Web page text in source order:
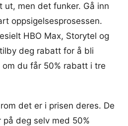
ut, men det funker. Gå inn
oppsigelsesprosessen.
HBO Max, Storytel og
deg rabatt for å bli
du får 50% rabatt i tre
det er i prisen deres. De
deg selv med 50%